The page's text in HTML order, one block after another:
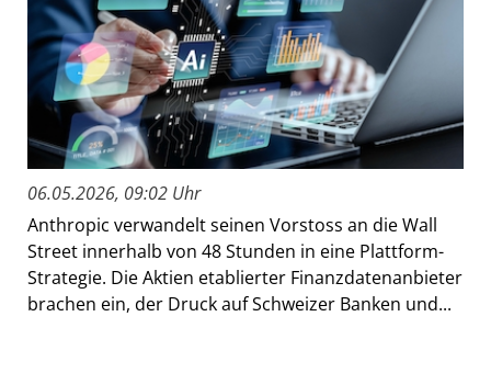
06.05.2026, 09:02 Uhr
Anthropic verwandelt seinen Vorstoss an die Wall
Street innerhalb von 48 Stunden in eine Plattform-
Strategie. Die Aktien etablierter Finanzdatenanbieter
brachen ein, der Druck auf Schweizer Banken und...